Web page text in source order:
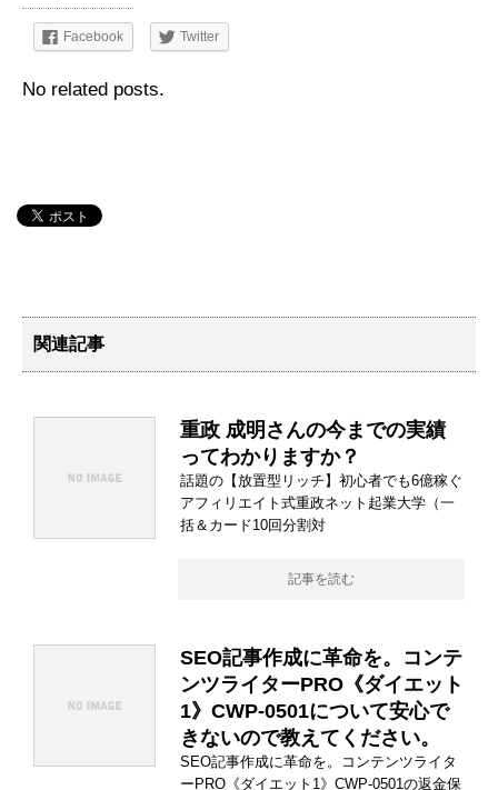
Facebook Twitter
No related posts.
関連記事
重政 成明さんの今までの実績
ってわかりますか？
話題の【放置型リッチ】初心者でも6億稼ぐ
アフィリエイト式重政ネット起業大学（一
括＆カード10回分割対
記事を読む
SEO記事作成に革命を。コンテ
ンツライターPRO《ダイエット
1》CWP-0501について安心で
きないので教えてください。
SEO記事作成に革命を。コンテンツライタ
ーPRO《ダイエット1》CWP-0501の返金保